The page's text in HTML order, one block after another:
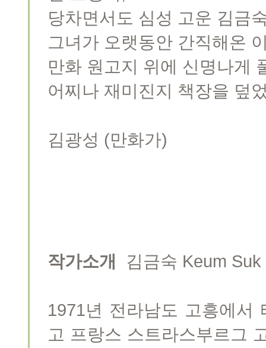
당차면서도 심성 고운 김금
그녀가 오랫동안 간직해온
만화 원고지 위에 신명나게
어찌나 재미진지 책장을 덮
김광성 (만화가)
작가소개 김금숙 Keum
1971년 전라남도 고흥에서
고 프랑스 스트라스부르그